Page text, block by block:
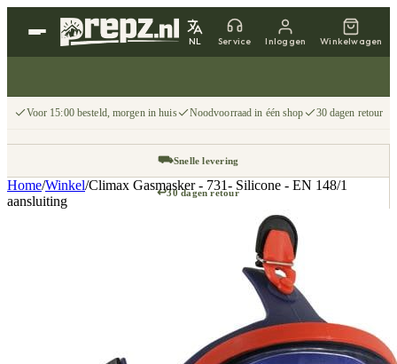
NL Service Inloggen Winkelwagen
Voor 15:00 besteld, morgen in huis Noodvoorraad in één shop 30 dagen retour
⛟Snelle levering
↩30 dagen retour
Home/Winkel/Climax Gasmasker - 731- Silicone - EN 148/1
aansluiting